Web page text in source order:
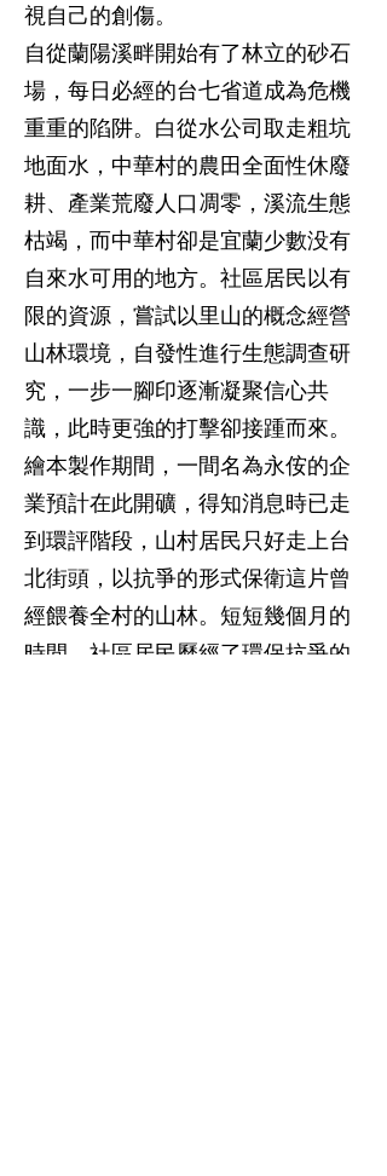
視自己的創傷。
自從蘭陽溪畔開始有了林立的砂石
場，每日必經的台七省道成為危機
重重的陷阱。白從水公司取走粗坑
地面水，中華村的農田全面性休廢
耕、產業荒廢人口凋零，溪流生態
枯竭，而中華村卻是宜蘭少數没有
自來水可用的地方。社區居民以有
限的資源，嘗試以里山的概念經營
山林環境，自發性進行生態調查研
究，一步一腳印逐漸凝聚信心共
識，此時更強的打擊卻接踵而來。
繪本製作期間，一間名為永侒的企
業預計在此開礦，得知消息時已走
到環評階段，山村居民只好走上台
北街頭，以抗爭的形式保衛這片曾
經餵養全村的山林。短短幾個月的
時間，社區居民歷經了環保抗爭的